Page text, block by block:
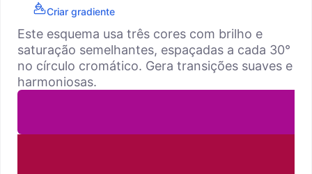
Criar gradiente
Este esquema usa três cores com brilho e
saturação semelhantes, espaçadas a cada 30°
no círculo cromático. Gera transições suaves e
harmoniosas.